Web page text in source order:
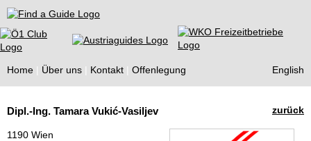
Find a Guide
Home Über uns Kontakt Offenlegung English
Guides
zurück
Dipl.-Ing. Tamara Vukić-Vasiljev
1190 Wien